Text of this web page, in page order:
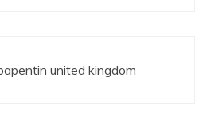
united kingdom